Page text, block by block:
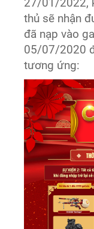
27/01/2022,
thủ sẽ nhận
đã nạp vào
05/07/2020
tương ứng: